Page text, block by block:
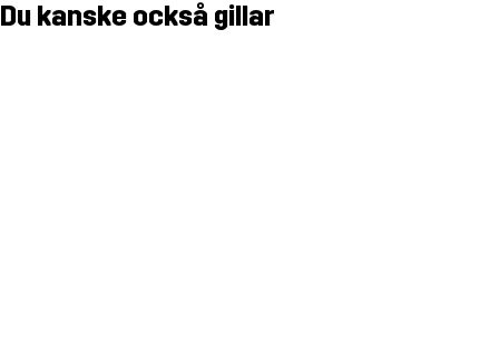
Du kanske också gillar